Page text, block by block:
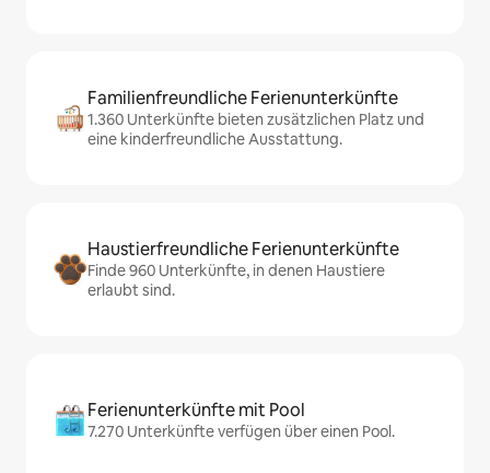
Familienfreundliche Ferienunterkünfte
1.360 Unterkünfte bieten zusätzlichen Platz und
eine kinderfreundliche Ausstattung.
Haustierfreundliche Ferienunterkünfte
Finde 960 Unterkünfte, in denen Haustiere
erlaubt sind.
Ferienunterkünfte mit Pool
7.270 Unterkünfte verfügen über einen Pool.